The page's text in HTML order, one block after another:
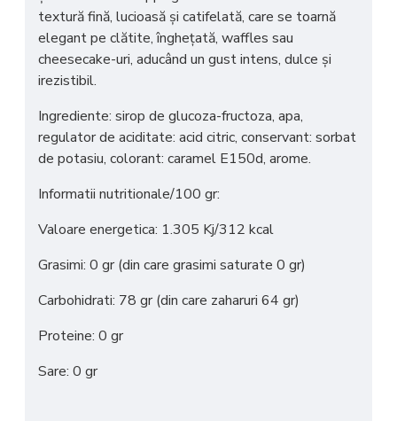
textură fină, lucioasă și catifelată, care se toarnă
elegant pe clătite, înghețată, waffles sau
cheesecake-uri, aducând un gust intens, dulce și
irezistibil.
Ingrediente: sirop de glucoza-fructoza, apa,
regulator de aciditate: acid citric, conservant: sorbat
de potasiu, colorant: caramel E150d, arome.
Informatii nutritionale/100 gr:
Valoare energetica: 1.305 Kj/312 kcal
Grasimi: 0 gr (din care grasimi saturate 0 gr)
Carbohidrati: 78 gr (din care zaharuri 64 gr)
Proteine: 0 gr
Sare: 0 gr